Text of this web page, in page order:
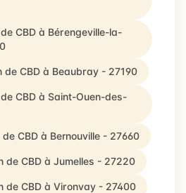
CBD à Bérengeville-la-
de CBD à Beaubray - 27190
CBD à Saint-Ouen-des-
CBD à Bernouville - 27660
de CBD à Jumelles - 27220
de CBD à Vironvay - 27400